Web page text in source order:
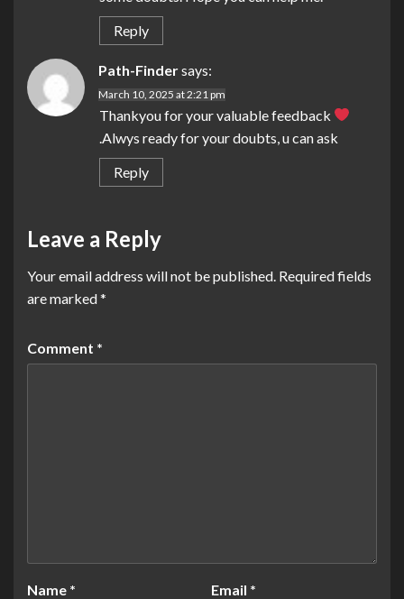
Reply
Path-Findersays:
March 10, 2025 at 2:21 pm
Thankyou for your valuable feedback
.Alwys ready for your doubts, u can ask
Reply
Leave a Reply
Your email address will not be published. Required fields
are marked*
Comment *
Name * Email *